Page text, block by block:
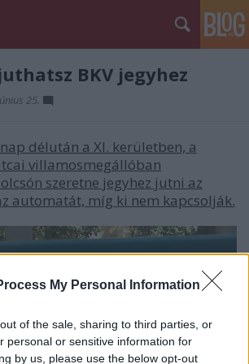
My Personal Information
of the sale, sharing to third parties, or
personal or sensitive information for
by us, please use the below opt-out
BKV jegyhez
25.
délután a XI. kerületben, a
villamosmegállóban
szeretne jegyhez jutni az
automatát, míg ki nem kapcsolják.